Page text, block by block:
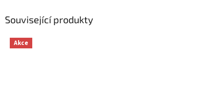
Související produkty
Akce